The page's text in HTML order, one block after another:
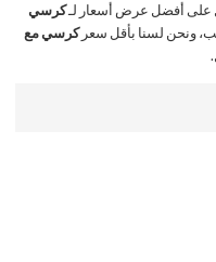
على أفضل عرض أسعار لـكرسي
ونحن لسنا بأقل سعركرسي مع